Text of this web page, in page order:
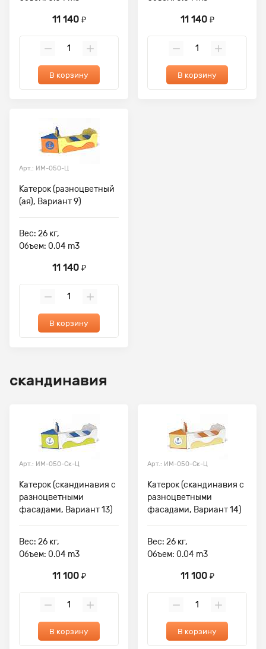
11 140 ₽
В корзину
11 140 ₽
В корзину
Арт.: ИМ-050-Ц
Катерок (разноцветный
(ая), Вариант 9)
Вес: 26 кг,
Объем: 0.04 m3
11 140 ₽
В корзину
скандинавия
Арт.: ИМ-050-Ск-Ц
Катерок (скандинавия с
разноцветными
фасадами, Вариант 13)
Вес: 26 кг,
Объем: 0.04 m3
11 100 ₽
В корзину
Арт.: ИМ-050-Ск-Ц
Катерок (скандинавия с
разноцветными
фасадами, Вариант 14)
Вес: 26 кг,
Объем: 0.04 m3
11 100 ₽
В корзину